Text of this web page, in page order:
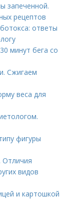
запеченной.
рецептов
ответы
минут бега со
Сжигаем
веса для
фигуры
Отличия
видов
и картошкой